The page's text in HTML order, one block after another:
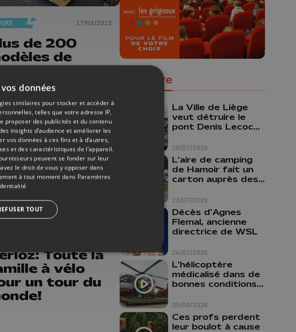
17/03/2023
de 200
de
en test
ce
à Liège
Toute la
à vélo
un tour du
Populaire
28/07/2026
La Ville de Liège
veut détruire le
pont Denis Lecocq
budget pour le
faire
23/07/2026
L'aire de camping
de Hamoir fait un
carton auprès des
24/07/2026
Décès d'Agnes
Flemal, ancienne
directrice de WSL
05/08/2026
L'hélicoptère
médicalisé dans de
bonnes conditions à
Ces profs perdent
leur boulot à cause
données
similaires pour stocker et accéder à
telles que votre adresse IP,
proposer des publicités et du contenu
insights d’audience et améliorer les
vos données à ces fins et à d’autres,
et des caractéristiques de l’appareil.
peuvent se fonder sur leur
le droit de vous y opposer dans
à tout moment dans Paramètres
TOUT